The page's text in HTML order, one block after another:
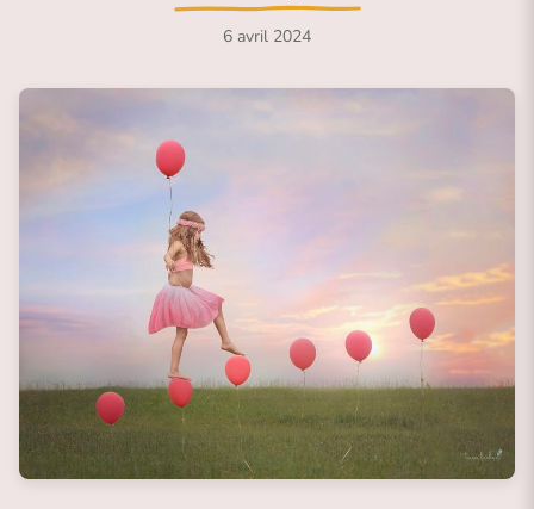
6 avril 2024